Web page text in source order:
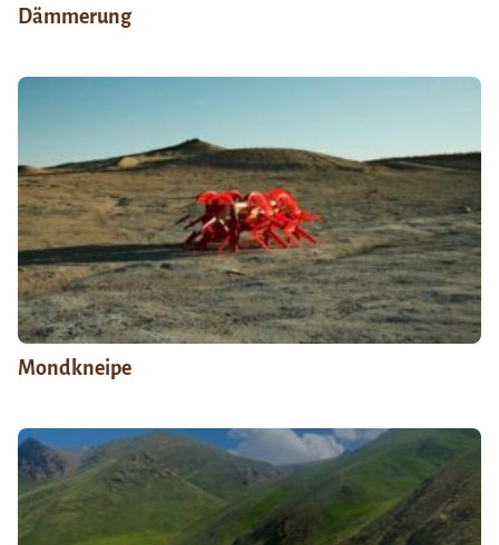
Dämmerung
Mondkneipe